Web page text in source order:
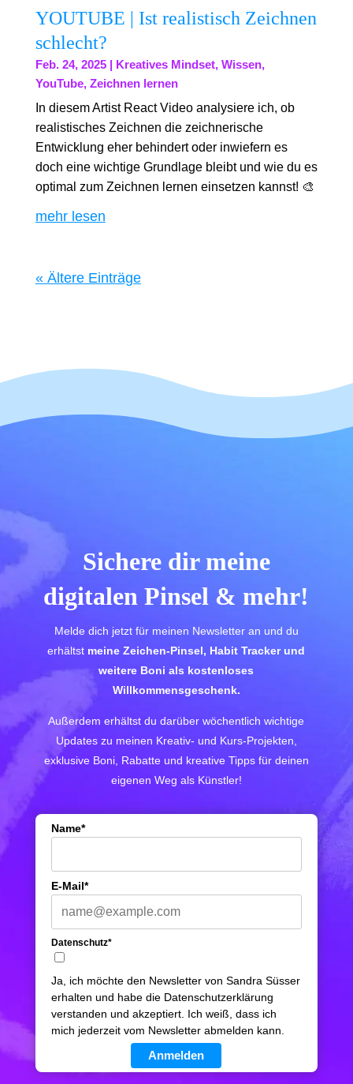
YOUTUBE | Ist realistisch Zeichnen
schlecht?
Feb. 24, 2025| Kreatives Mindset, Wissen,
YouTube, Zeichnen lernen
In diesem Artist React Video analysiere ich, ob
realistisches Zeichnen die zeichnerische
Entwicklung eher behindert oder inwiefern es
doch eine wichtige Grundlage bleibt und wie du es
optimal zum Zeichnen lernen einsetzen kannst! 🎨
mehr lesen
« Ältere Einträge
Sichere dir meine
digitalen Pinsel & mehr!
Melde dich jetzt für meinen Newsletter an und du
erhältst meine Zeichen-Pinsel, Habit Tracker und
weitere Boni als kostenloses
Willkommensgeschenk.
Außerdem erhältst du darüber wöchentlich wichtige
Updates zu meinen Kreativ- und Kurs-Projekten,
exklusive Boni, Rabatte und kreative Tipps für deinen
eigenen Weg als Künstler!
Name*
E-Mail*
Datenschutz*
Ja, ich möchte den Newsletter von Sandra Süsser
erhalten und habe die Datenschutzerklärung
verstanden und akzeptiert. Ich weiß, dass ich
mich jederzeit vom Newsletter abmelden kann.
Anmelden